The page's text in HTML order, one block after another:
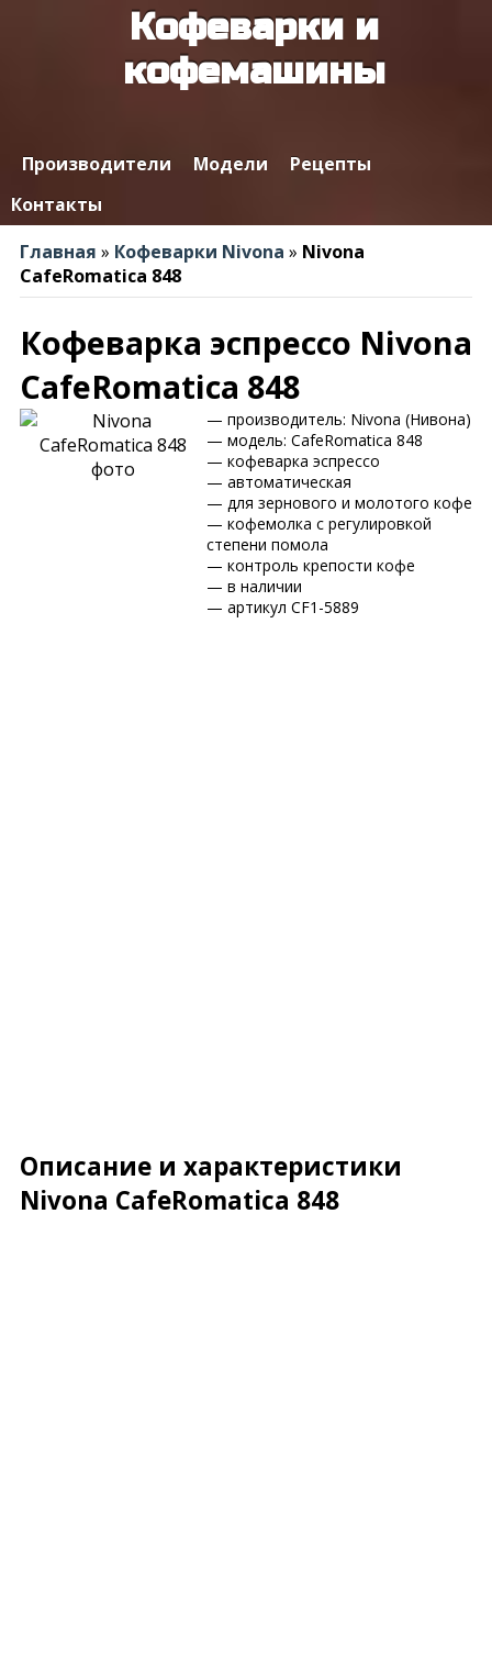
Кофеварки и
кофемашины
Производители Модели
Рецепты
Контакты
Главная » Кофеварки Nivona » Nivona
CafeRomatica 848
Кофеварка эспрессо Nivona
CafeRomatica 848
— производитель: Nivona (Нивона)
— модель: CafeRomatica 848
— кофеварка эспрессо
— автоматическая
— для зернового и молотого кофе
— кофемолка с регулировкой
степени помола
— контроль крепости кофе
— в наличии
— артикул CF1-5889
Описание и характеристики
Nivona CafeRomatica 848